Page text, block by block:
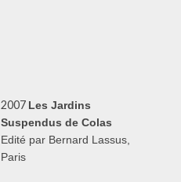
2007 Les Jardins
Suspendus de Colas
Edité par Bernard Lassus,
Paris